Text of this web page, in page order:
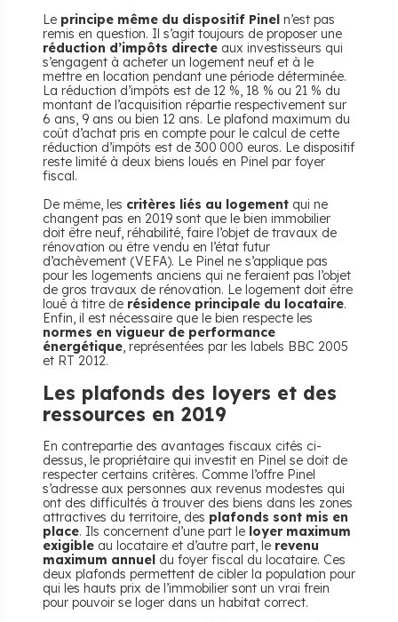
Le principe même du dispositif Pinel n’est pas
remis en question. Il s’agit toujours de proposer une
réduction d’impôts directe aux investisseurs qui
s’engagent à acheter un logement neuf et à le
mettre en location pendant une période déterminée.
La réduction d’impôts est de 12 %, 18 % ou 21 % du
montant de l’acquisition répartie respectivement sur
6 ans, 9 ans ou bien 12 ans. Le plafond maximum du
coût d’achat pris en compte pour le calcul de cette
réduction d’impôts est de 300 000 euros. Le dispositif
reste limité à deux biens loués en Pinel par foyer
fiscal.
De même, les critères liés au logement qui ne
changent pas en 2019 sont que le bien immobilier
doit être neuf, réhabilité, faire l’objet de travaux de
rénovation ou être vendu en l’état futur
d’achèvement (VEFA). Le Pinel ne s’applique pas
pour les logements anciens qui ne feraient pas l’objet
de gros travaux de rénovation. Le logement doit être
loué à titre de résidence principale du locataire.
Enfin, il est nécessaire que le bien respecte les
normes en vigueur de performance
énergétique, représentées par les labels BBC 2005
et RT 2012.
Les plafonds des loyers et des
ressources en 2019
En contrepartie des avantages fiscaux cités ci-
dessus, le propriétaire qui investit en Pinel se doit de
respecter certains critères. Comme l’offre Pinel
s’adresse aux personnes aux revenus modestes qui
ont des difficultés à trouver des biens dans les zones
attractives du territoire, des plafonds sont mis en
place. Ils concernent d’une part le loyer maximum
exigible au locataire et d’autre part, le revenu
maximum annuel du foyer fiscal du locataire. Ces
deux plafonds permettent de cibler la population pour
qui les hauts prix de l’immobilier sont un vrai frein
pour pouvoir se loger dans un habitat correct.